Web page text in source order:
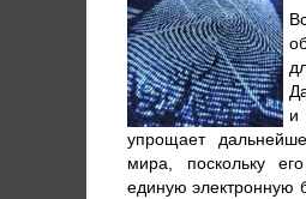
и
упрощает
мира, поскольку
единую электронную